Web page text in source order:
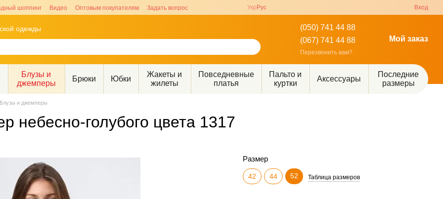
шоппинг Видео Оптовым покупателям Задать вопрос Укр Рус Вход
одежды
(050) 741 44 88
(067) 741 44 88
Перезвонить вам?
Мой заказ
Блузы и
джемперы
Брюки Юбки
Жакеты и
жилеты
Повседневные
платья
Пальто и
куртки
Аксессуары
Последние
размеры
Блузы и джемперы
небесно-голубого цвета 1317
Размер
42 44 52 Таблица размеров